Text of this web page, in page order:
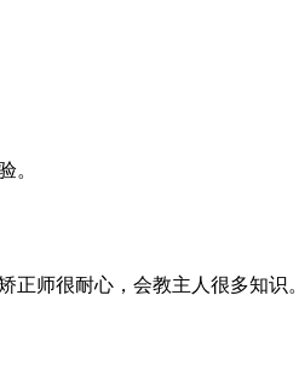
。
师很耐心，会教主人很多知识。